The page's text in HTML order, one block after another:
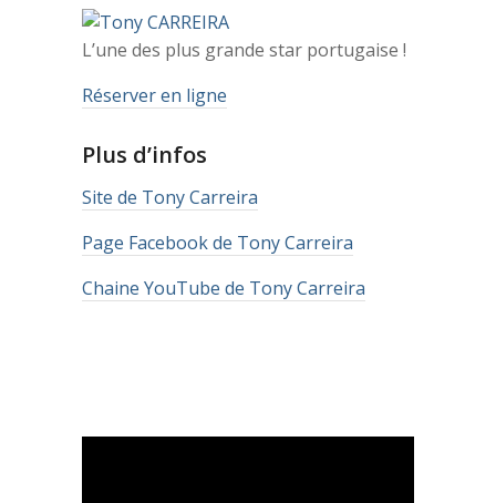
L’une des plus grande star portugaise !
Réserver en ligne
Plus d’infos
Site de Tony Carreira
Page Facebook de Tony Carreira
Chaine YouTube de Tony Carreira